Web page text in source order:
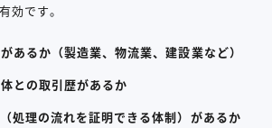
効です。
あるか（製造業、物流業、建設業など）
との取引歴があるか
処理の流れを証明できる体制）があるか